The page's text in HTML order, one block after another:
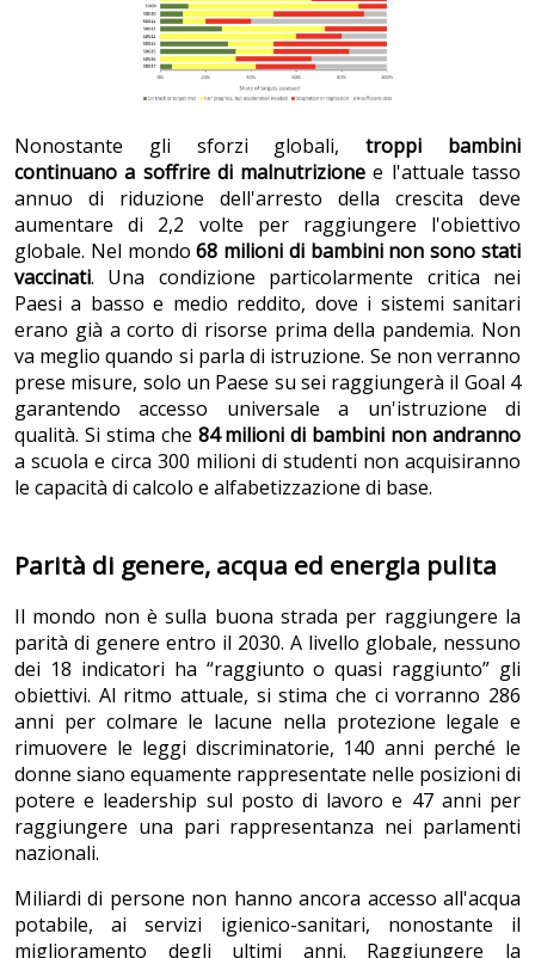
Nonostante gli sforzi globali,troppi bambini
continuano a soffrire di malnutrizione e l'attuale tasso
annuo di riduzione dell'arresto della crescita deve
aumentare di 2,2 volte per raggiungere l'obiettivo
globale. Nel mondo68 milioni di bambini non sono stati
vaccinati. Una condizione particolarmente critica nei
Paesi a basso e medio reddito, dove i sistemi sanitari
erano già a corto di risorse prima della pandemia. Non
va meglio quando si parla di istruzione. Se non verranno
prese misure, solo un Paese su sei raggiungerà il Goal 4
garantendo accesso universale a un'istruzione di
qualità. Si stima che 84 milioni di bambini non andranno
a scuola e circa 300 milioni di studenti non acquisiranno
le capacità di calcolo e alfabetizzazione di base.
Parità di genere, acqua ed energia pulita
Il mondo non è sulla buona strada per raggiungere la
parità di genere entro il 2030. A livello globale, nessuno
dei 18 indicatori ha “raggiunto o quasi raggiunto” gli
obiettivi. Al ritmo attuale, si stima che ci vorranno 286
anni per colmare le lacune nella protezione legale e
rimuovere le leggi discriminatorie, 140 anni perché le
donne siano equamente rappresentate nelle posizioni di
potere e leadership sul posto di lavoro e 47 anni per
raggiungere una pari rappresentanza nei parlamenti
nazionali.
Miliardi di persone non hanno ancora accesso all'acqua
potabile, ai servizi igienico-sanitari, nonostante il
miglioramento degli ultimi anni. Raggiungere la